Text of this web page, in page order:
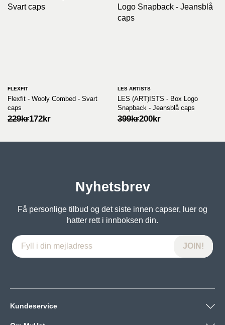
FLEXFIT
Flexfit - Wooly Combed - Svart
caps
229kr
Opprinnelig
229kr.
172kr
Nåværende
172kr.
LES ARTISTS
LES (ART)ISTS - Box Logo
Snapback - Jeansblå caps
399kr
Opprinnelig
399kr.
200kr
Nåværende
200kr.
Nyhetsbrev
Få personlige tilbud og det siste innen capser, luer og
hatter rett i innboksen din.
Kundeservice